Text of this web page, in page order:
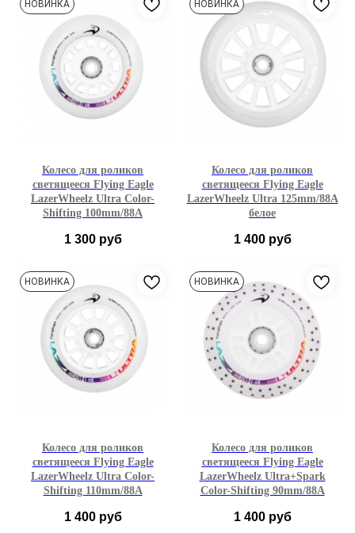
1шт 3 шт 1 шт 6 шт
НОВИНКА
Колесо для роликов
светящееся Flying Eagle
LazerWheelz Ultra Color-
Shifting 100mm/88A
1 300 руб
1 шт 3 шт 6 шт
НОВИНКА
Колесо для роликов
светящееся Flying Eagle
LazerWheelz Ultra 125mm/88A
белое
1 400 руб
1шт 6 шт
НОВИНКА
Колесо для роликов
светящееся Flying Eagle
LazerWheelz Ultra Color-
Shifting 110mm/88A
1 400 руб
НОВИНКА
Колесо для роликов
светящееся Flying Eagle
LazerWheelz Ultra+Spark
Color-Shifting 90mm/88A
1 400 руб